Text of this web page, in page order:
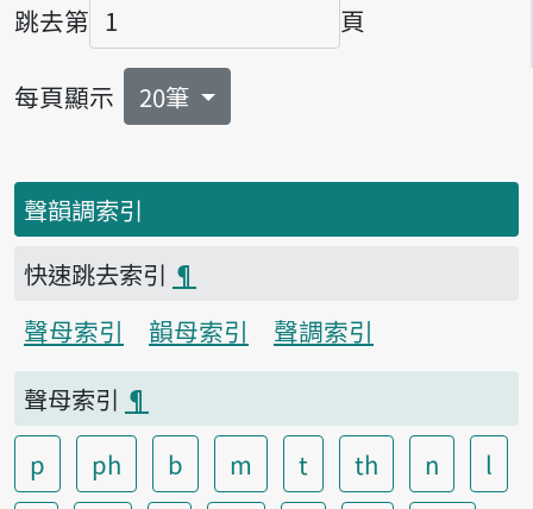
跳去第
頁碼
頁
每頁顯示 20筆
聲韻調索引
快速跳去索引 ¶
聲母索引
韻母索引
聲調索引
聲母索引 ¶
p
ph b m t th n
l